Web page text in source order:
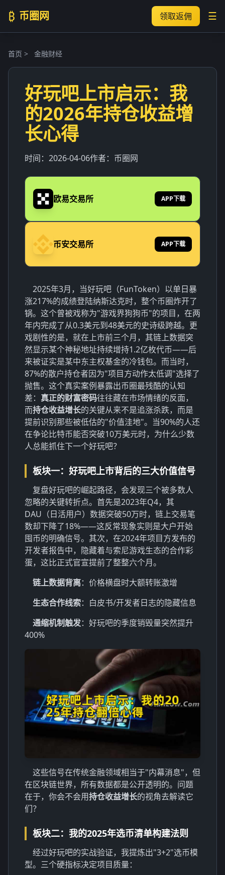
₿ 币圈网 领取返佣 ☰
首页 > 金融财经
好玩吧上市启示：我
的2026年持仓收益增
长心得
时间： 2026-04-06作者： 币圈网
欧易交易所 APP下载
币安交易所 APP下载
2025年3月，当好玩吧（FunToken）以单日暴
涨217%的成绩登陆纳斯达克时，整个币圈炸开了
锅。这个曾被戏称为"游戏界狗狗币"的项目，在两
年内完成了从0.3美元到48美元的史诗级跨越。更
戏剧性的是，就在上市前三个月，其链上数据突
然显示某个神秘地址持续增持1.2亿枚代币——后
来被证实是某中东主权基金的冷钱包。而当时，
87%的散户持仓者因为"项目方动作太低调"选择了
抛售。这个真实案例暴露出币圈最残酷的认知
差： 真正的财富密码往往藏在市场情绪的反面，
而持仓收益增长的关键从来不是追涨杀跌，而是
提前识别那些被低估的"价值洼地"。当90%的人还
在争论比特币能否突破10万美元时，为什么少数
人总能抓住下一个好玩吧？
板块一：好玩吧上市背后的三大价值信号
复盘好玩吧的崛起路径，会发现三个被多数人
忽略的关键转折点。首先是2023年Q4，其
DAU（日活用户）数据突破50万时，链上交易笔
数却下降了18%——这反常现象实则是大户开始
囤币的明确信号。其次，在2024年项目方发布的
开发者报告中，隐藏着与索尼游戏生态的合作彩
蛋，这比正式官宣提前了整整六个月。
链上数据背离：价格横盘时大额转账激增
生态合作线索：白皮书/开发者日志的隐藏信息
通缩机制触发：好玩吧的季度销毁量突然提升
400%
这些信号在传统金融领域相当于"内幕消息"，但
在区块链世界，所有数据都是公开透明的。问题
在于，你会不会用持仓收益增长的视角去解读它
们？
板块二：我的2025年选币清单构建法则
经过好玩吧的实战验证，我提炼出"3+2"选币模
型。三个硬指标决定项目质量：